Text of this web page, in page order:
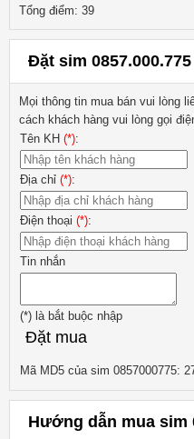
Tổng điểm: 39
Đặt sim 0857.000.775
Mọi thông tin mua bán vui lòng
cách khách hàng vui lòng gọi
Tên KH (*):
Địa chỉ (*):
Điện thoại (*):
Tin nhắn
(*) là bắt buộc nhập
Đặt mua
Mã MD5 của sim 0857000775:
Hướng dẫn mua sim